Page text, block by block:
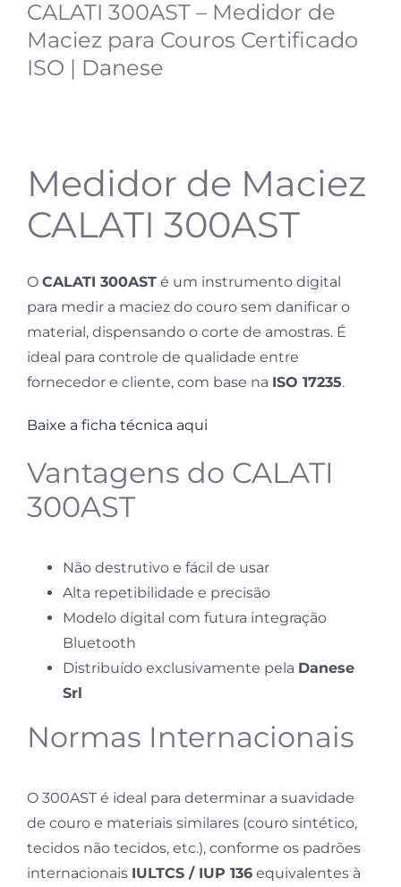
CALATI 300AST – Medidor de
Maciez para Couros Certificado
ISO | Danese
Medidor de Maciez
CALATI 300AST
O CALATI 300ASTé um instrumento digital
para medir a maciez do couro sem danificar o
material, dispensando o corte de amostras. É
ideal para controle de qualidade entre
fornecedor e cliente, com base na ISO 17235.
Baixe a ficha técnica aqui
Vantagens do CALATI
300AST
Não destrutivo e fácil de usar
Alta repetibilidade e precisão
Modelo digital com futura integração
Bluetooth
Distribuído exclusivamente pela Danese
Srl
Normas Internacionais
O 300AST é ideal para determinar a suavidade
de couro e materiais similares (couro sintético,
tecidos não tecidos, etc.), conforme os padrões
internacionais IULTCS / IUP 136equivalentes à